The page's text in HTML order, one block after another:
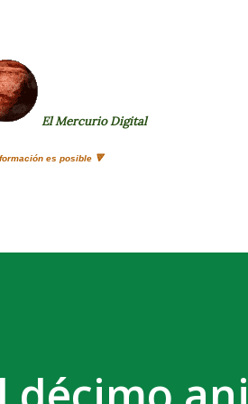
El Mercurio Digital
es posible 🔻